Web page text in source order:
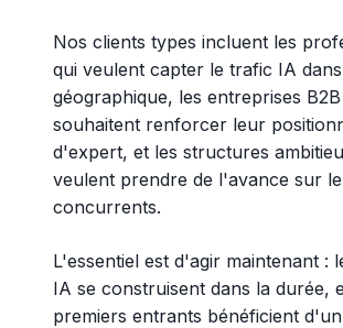
Nos clients types incluent les
qui veulent capter le trafic IA
géographique, les entreprises
souhaitent renforcer leur
d'expert, et les structures
veulent prendre de l'avance sur
concurrents.
L'essentiel est d'agir maintenant :
IA se construisent dans la durée,
premiers entrants bénéficient